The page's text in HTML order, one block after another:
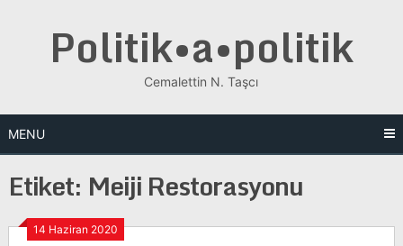
Politik•a•politik
Cemalettin N. Taşcı
MENU
Etiket: Meiji Restorasyonu
14 Haziran 2020